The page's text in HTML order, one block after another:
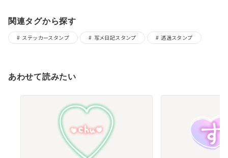
関連タグから探す
ステッカースタンプ 写メ日記スタンプ 透過スタンプ
あわせて読みたい